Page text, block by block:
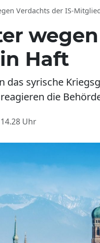
Verdachts der IS-
Haft
syrische
die
Uhr